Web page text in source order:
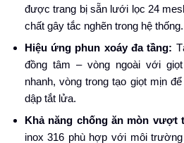
được trang bị sẵn lưới lọc 24
chất gây tắc nghẽn trong hệ thống.
Hiệu ứng phun xoáy đa tầng:
đồng tâm – vòng ngoài với
nhanh, vòng trong tạo giọt mịn
dập tắt lửa.
Khả năng chống ăn mòn vượt
inox 316 phù hợp với môi